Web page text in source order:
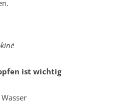
ist wichtig
Wasser